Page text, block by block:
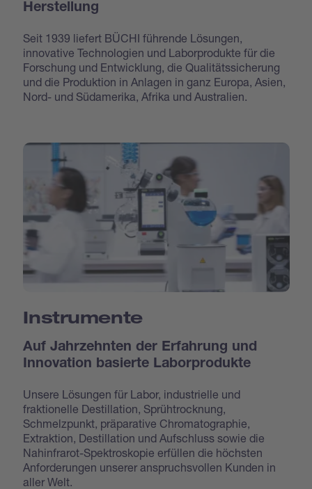
Herstellung
Seit 1939 liefert BÜCHI führende Lösungen,
innovative Technologien und Laborprodukte für die
Forschung und Entwicklung, die Qualitätssicherung
und die Produktion in Anlagen in ganz Europa, Asien,
Nord- und Südamerika, Afrika und Australien.
Instrumente
Auf Jahrzehnten der Erfahrung und
Innovation basierte Laborprodukte
Unsere Lösungen für Labor, industrielle und
fraktionelle Destillation, Sprühtrocknung,
Schmelzpunkt, präparative Chromatographie,
Extraktion, Destillation und Aufschluss sowie die
Nahinfrarot-Spektroskopie erfüllen die höchsten
Anforderungen unserer anspruchsvollen Kunden in
aller Welt.